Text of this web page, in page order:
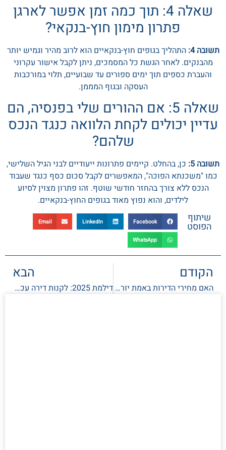
שאלה 4: תוך כמה זמן אפשר לארגן
פתרון מימון חוץ-בנקאי?
תשובה 4:
התהליך בגופים חוץ-בנקאיים הוא לרוב מהיר וגמיש יותר
מהבנקים. לאחר הגשת כל המסמכים, ניתן לקבל אישור עקרוני
והעברת כספים תוך ימים ספורים עד שבועיים, תלוי במורכבות
העסקה ובגוף המממן.
שאלה 5: אם ההורים שלי בפנסיה, הם
עדיין יכולים לקחת הלוואה כנגד הנכס
שלהם?
תשובה 5:
כן, בהחלט. קיימים פתרונות ייעודיים לבני הגיל השלישי,
כמו "משכנתא הפוכה", המאפשרים לקבל סכום כסף כנגד שעבוד
הנכס ללא צורך בהחזר חודשי שוטף. זהו פתרון מצוין לסיוע
לילדים, והוא נפוץ מאוד בגופים החוץ-בנקאיים.
שיתוף
הפוסט Facebook
LinkedIn
Email
WhatsApp
הקודם
האם מחירי הדירות באמת יורדים? המתמטיקה שלא ראיתם
הבא
דילמת 2025: לקנות דירה עכשיו או לחכות לירידת הריבית?